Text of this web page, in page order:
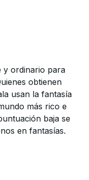
y ordinario para
obtienen
usan la fantasía
más rico e
baja se
en fantasías.